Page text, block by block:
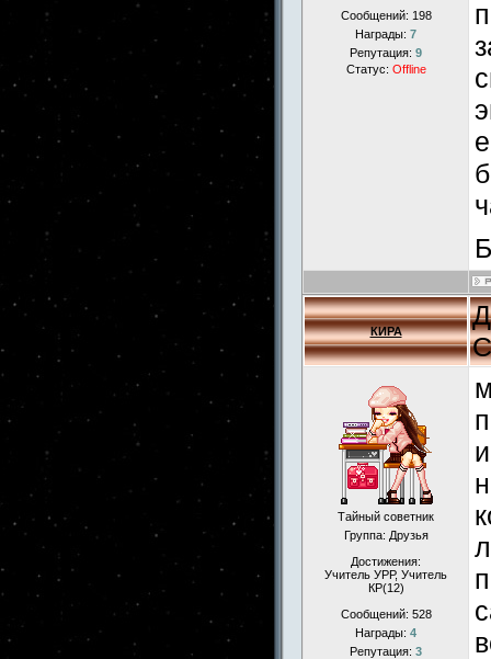
Сообщений: 198
Награды: 7
Репутация: 9
Статус: Offline
КИРА
Тайный советник
Группа: Друзья
Достижения:
Учитель УРР, Учитель
КР(12)
Сообщений: 528
Награды: 4
Репутация: 3